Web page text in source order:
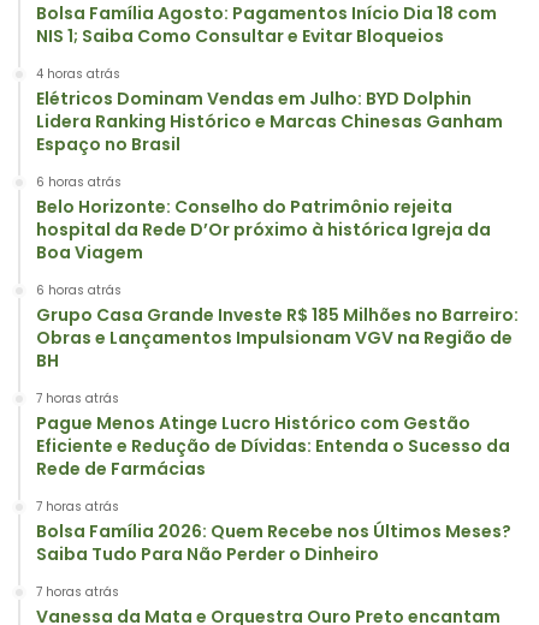
Bolsa Família Agosto: Pagamentos Início Dia 18 com
NIS 1; Saiba Como Consultar e Evitar Bloqueios
4 horas atrás
Elétricos Dominam Vendas em Julho: BYD Dolphin
Lidera Ranking Histórico e Marcas Chinesas Ganham
Espaço no Brasil
6 horas atrás
Belo Horizonte: Conselho do Patrimônio rejeita
hospital da Rede D’Or próximo à histórica Igreja da
Boa Viagem
6 horas atrás
Grupo Casa Grande Investe R$ 185 Milhões no Barreiro:
Obras e Lançamentos Impulsionam VGV na Região de
BH
7 horas atrás
Pague Menos Atinge Lucro Histórico com Gestão
Eficiente e Redução de Dívidas: Entenda o Sucesso da
Rede de Farmácias
7 horas atrás
Bolsa Família 2026: Quem Recebe nos Últimos Meses?
Saiba Tudo Para Não Perder o Dinheiro
7 horas atrás
Vanessa da Mata e Orquestra Ouro Preto encantam